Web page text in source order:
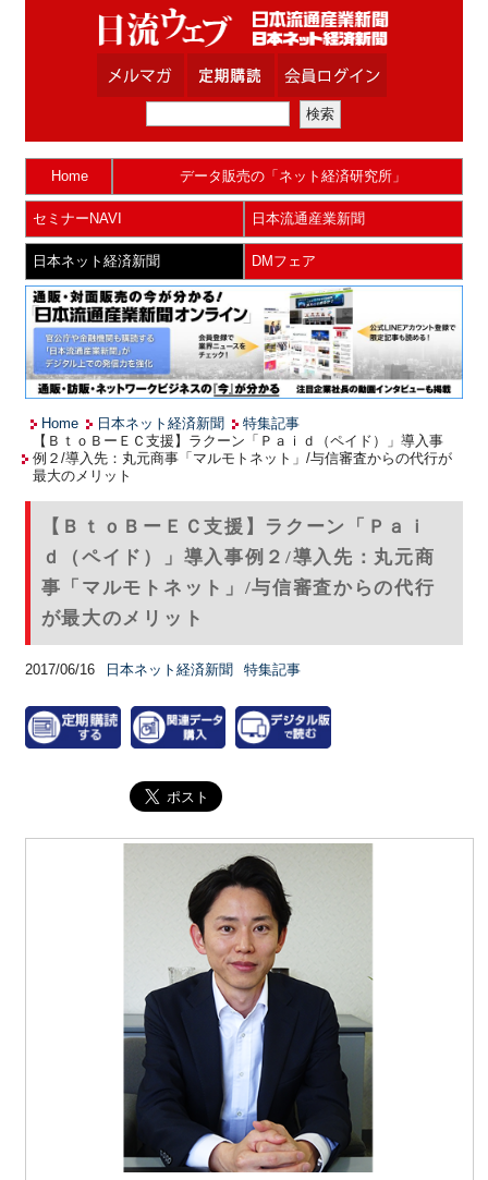
Home データ販売の「ネット経済研究所」
セミナーNAVI 日本流通産業新聞
日本ネット経済新聞 DMフェア
Home 日本ネット経済新聞
特集記事
【ＢｔｏＢーＥＣ支援】ラクーン「Ｐａｉｄ（ペイド）」導入事
例２/導入先：丸元商事「マルモトネット」/与信審査からの代行が
最大のメリット
【ＢｔｏＢーＥＣ支援】ラクーン「Ｐａｉ
ｄ（ペイド）」導入事例２/導入先：丸元商
事「マルモトネット」/与信審査からの代行
が最大のメリット
2017/06/16 日本ネット経済新聞 特集記事